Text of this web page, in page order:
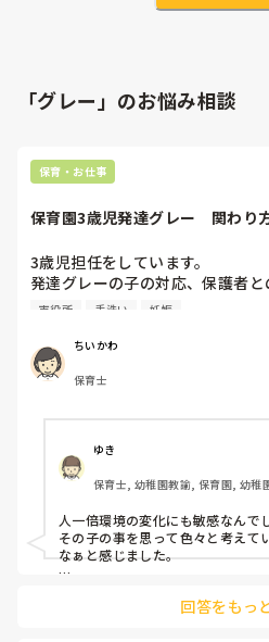
「グレー」のお悩み相談
保育・お仕事
保育園3歳児発達グレー　関わり
3歳児担任をしています。
発達グレーの子の対応、保護者
す。
★1歳児より入園。その時から、
っと個別対応が必要な子かな？と
★2歳児では、思いっきり個別対
⇨保護者面談入れましたが、両
保育園では個別対応をしている
【早生まれだから、、】で、受け
1歳児の時点で，市役所から保育
ん，発達の専門関係の人に年3回
が、声を揃えて今後も，個別対
合保育をすすめていくべきと言
★3歳児。
言葉も，増え、指示も通るように
市役所 手洗い 妊娠
ちいかわ
保育士
ゆき
保育士, 幼稚園教諭, 保育園, 幼稚
人一倍環境の変化にも敏感なんで
その子の事を思って色々と考えて
なぁと感じました。
たり甘えたいという気持ちがある
回答をもっ